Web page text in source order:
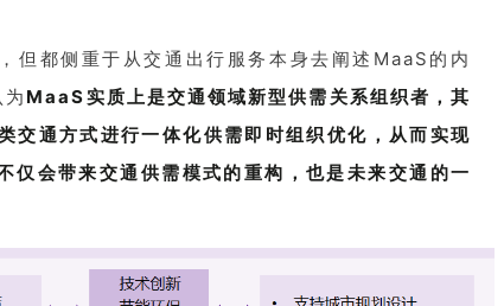
但都侧重于从交通出行服务本身去阐述MaaS的内
MaaS实质上是交通领域新型供需关系组织者，其
交通方式进行一体化供需即时组织优化，从而实现
会带来交通供需模式的重构，也是未来交通的一